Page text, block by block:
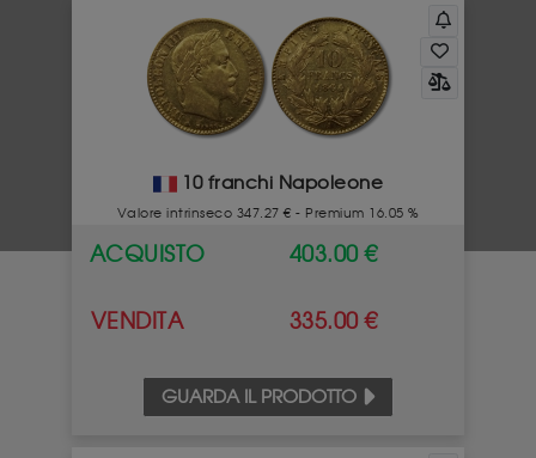
10 franchi Napoleone
Valore intrinseco 347.27 € - Premium 16.05 %
ACQUISTO 403.00 €
VENDITA 335.00 €
GUARDA IL PRODOTTO